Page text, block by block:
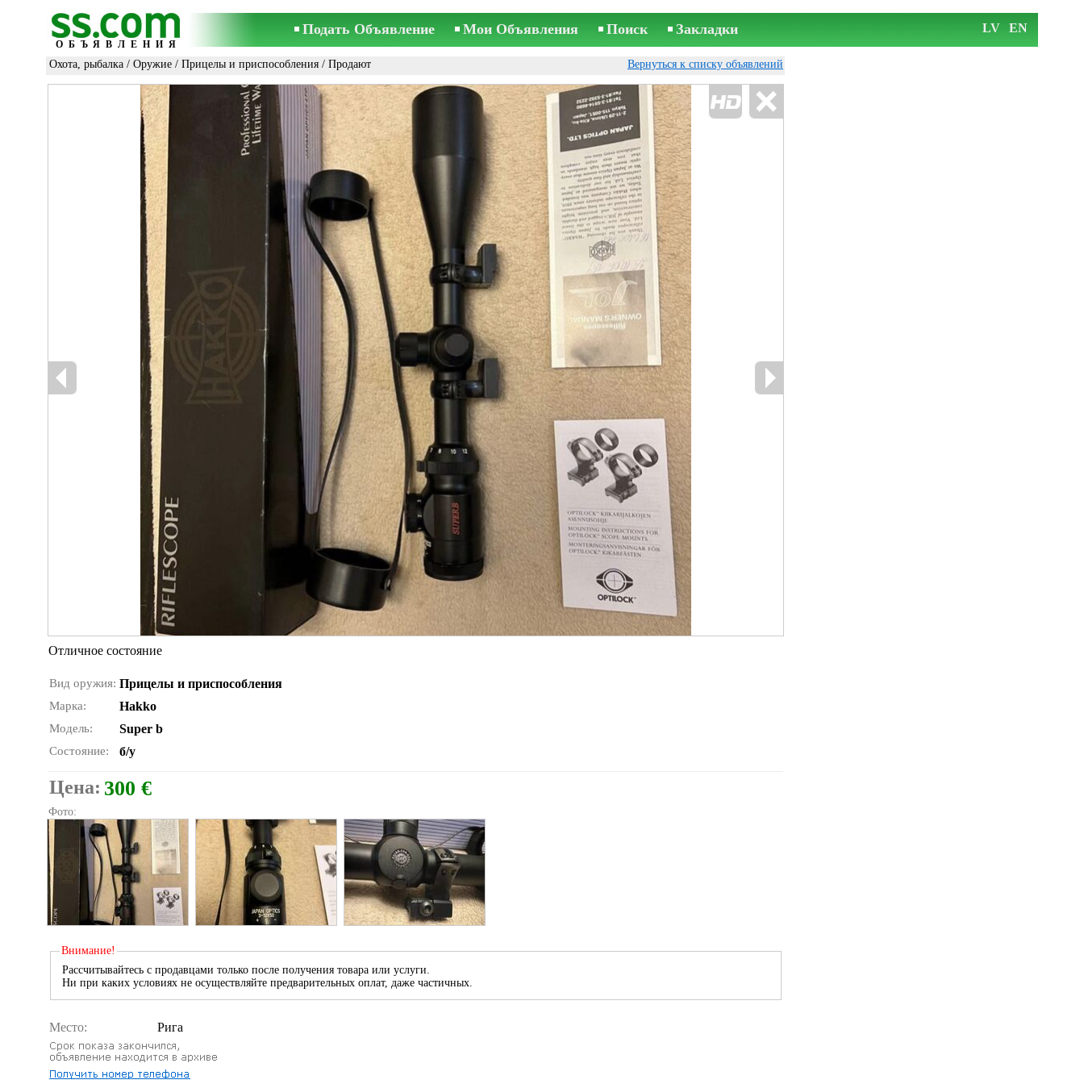
ОБЪЯВЛЕНИЯ
Подать Объявление Мои Объявления Поиск Закладки LV EN
Охота, рыбалка / Оружие / Прицелы и приспособления / Продают Вернуться к списку объявлений
Отличное состояние
Вид оружия: Прицелы и приспособления
Марка: Hakko
Модель: Super b
Состояние: б/у
Цена: 300 €
Фото:
Внимание!
Рассчитывайтесь с продавцами только после получения товара или услуги.
Ни при каких условиях не осуществляйте предварительных оплат, даже частичных.
Место: Рига